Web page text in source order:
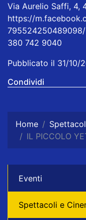
Via Aurelio Saffi, 4,
https://
795524250489098/
380 742 9040
Pubblicato il 31/10/
Condividi
Home
IL PICCOLO
Eventi
Spettacoli e